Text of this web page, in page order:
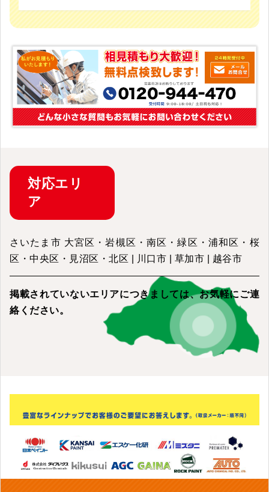
対応エリ
ア
さいたま市 大宮区・岩槻区・南区・緑区・浦和区・桜
掲載されていないエリアにつきましては、
絡ください。